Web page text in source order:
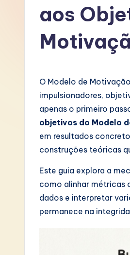
rt
aos
O Modelo de
impulsionadores,
apenas o primeiro
objetivos do Modelo
em resultados
construções teóricas
Este guia explora a
como alinhar métricas
dados e interpretar
permanece na